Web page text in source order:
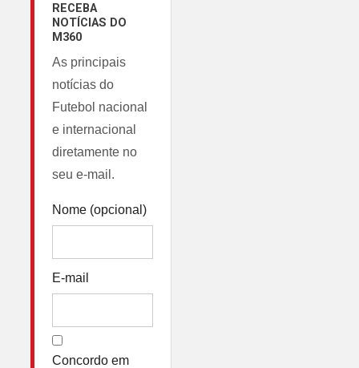
RECEBA
NOTÍCIAS DO
M360
As principais
notícias do
Futebol nacional
e internacional
diretamente no
seu e-mail.
Nome (opcional)
E-mail
Concordo em